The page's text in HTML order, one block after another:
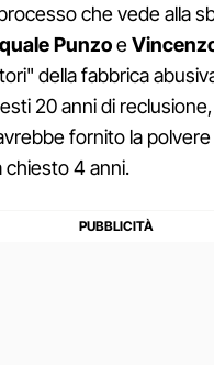
che vede alla
Punzoe
della fabbrica
20 anni di
fornito la polvere
chiesto 4 anni.